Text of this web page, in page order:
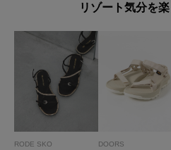
リゾート気分を
RODE SKO DOORS